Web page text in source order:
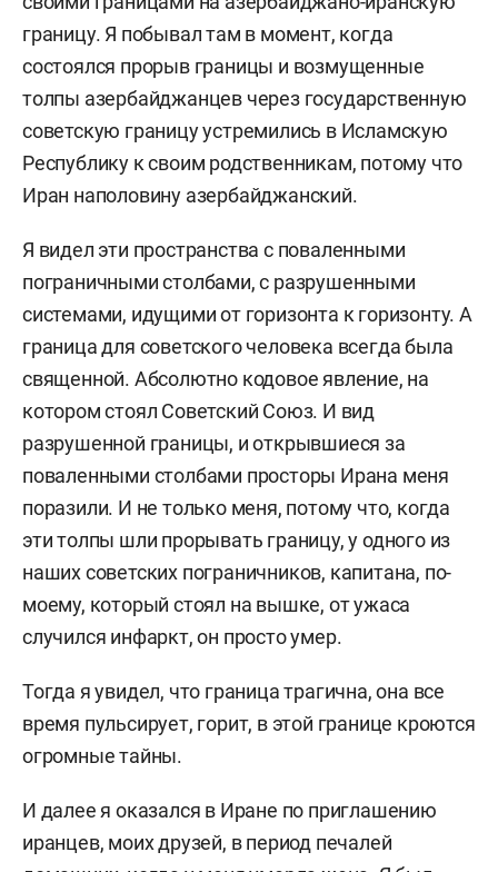
сентябре 1993 года выступил против
антиконституционных действий президента
Бориса Ельцина
государственный переворот, и поддержал
запрещена, редакция подверглась разгрому
ОМОНом, ее сотрудники были избиты,
имущество и архивы уничтожены.
В ноябре 1993-го основывает газету «Завтра»,
главным редактором которой является по сей
В 2002-м роман Проханова «Господин Гексоген»,
где он художественно отображает версию о
вине российских спецслужб во взрывах жилых
домов в России в 1999 году, получает премию
«Национальный бестселлер».
участник политических программ на радио и ТВ.
Увлекается рисованием в стиле примитивизма.
тыс. экземпляров).
границу. Я побывал там в момент, когда
состоялся прорыв границы и возмущенные
толпы азербайджанцев через государственную
советскую границу устремились в Исламскую
Республику к своим родственникам, потому что
Иран наполовину азербайджанский.
Я видел эти пространства с поваленными
пограничными столбами, с разрушенными
системами, идущими от горизонта к горизонту. А
граница для советского человека всегда была
священной. Абсолютно кодовое явление, на
котором стоял Советский Союз. И вид
разрушенной границы, и открывшиеся за
поваленными столбами просторы Ирана меня
поразили. И не только меня, потому что, когда
эти толпы шли прорывать границу, у одного из
наших советских пограничников, капитана, по-
моему, который стоял на вышке, от ужаса
случился инфаркт, он просто умер.
Тогда я увидел, что граница трагична, она все
время пульсирует, горит, в этой границе кроются
огромные тайны.
И далее я оказался в Иране по приглашению
иранцев, моих друзей, в период печалей